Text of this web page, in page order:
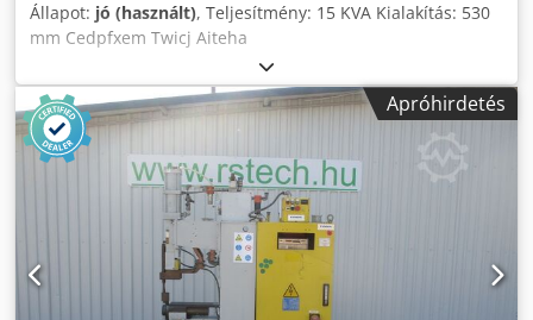
Állapot: jó (használt), Teljesítmény: 15 KVA Kialakítás: 530
mm Cedpfxem Twicj Aiteha
Apróhirdetés